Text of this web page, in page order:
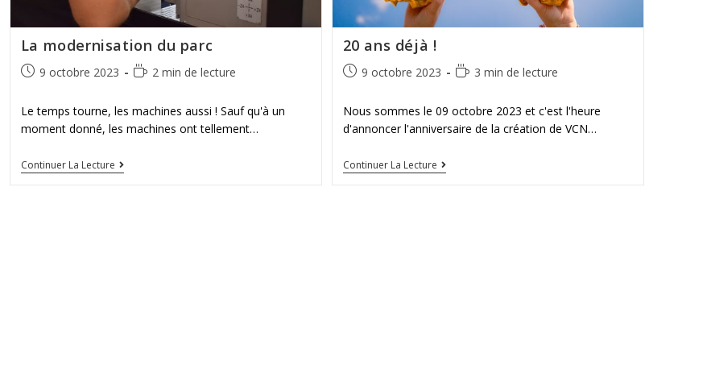
La modernisation du parc
9 octobre 2023 2 min de lecture
Le temps tourne, les machines aussi ! Sauf qu'à un
moment donné, les machines ont tellement…
Continuer La Lecture
20 ans déjà !
9 octobre 2023 3 min de lecture
Nous sommes le 09 octobre 2023 et c'est l'heure
d'annoncer l'anniversaire de la création de VCN…
Continuer La Lecture